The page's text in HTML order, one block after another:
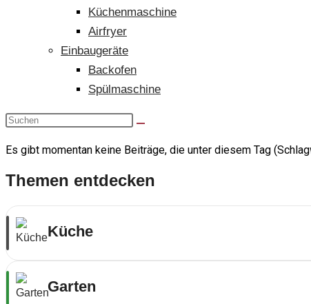
Küchenmaschine
Airfryer
Einbaugeräte
Backofen
Spülmaschine
Es gibt momentan keine Beiträge, die unter diesem Tag
Themen entdecken
Küche
Garten